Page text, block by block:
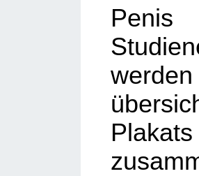
Penis
Plakats